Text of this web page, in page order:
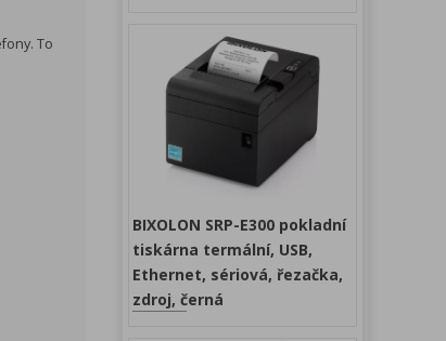
To
BIXOLON SRP-E300 pokladní
tiskárna termální, USB,
Ethernet, sériová, řezačka,
zdroj, černá